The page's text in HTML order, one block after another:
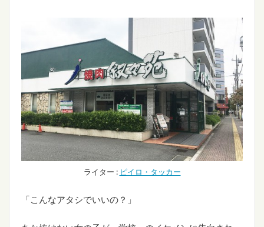
募集！ お問い合わせ
運営団体 ライター
ライター : ピイロ・タッカー
「こんなアタシでいいの？」